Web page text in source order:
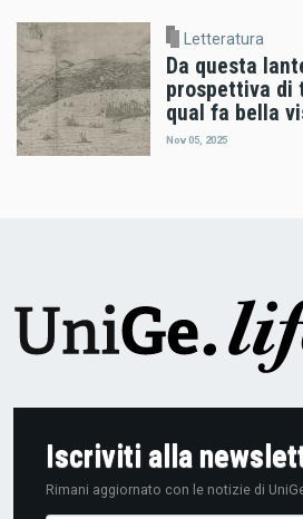
Letteratura
Da questa
prospettiva di
qual fa bella
Nov 05, 2025
Iscriviti alla
Rimani aggiornato con le notizie di